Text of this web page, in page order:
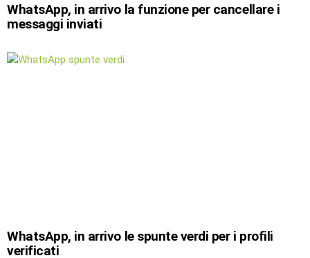
WhatsApp, in arrivo la funzione per cancellare i
messaggi inviati
WhatsApp, in arrivo le spunte verdi per i profili
verificati